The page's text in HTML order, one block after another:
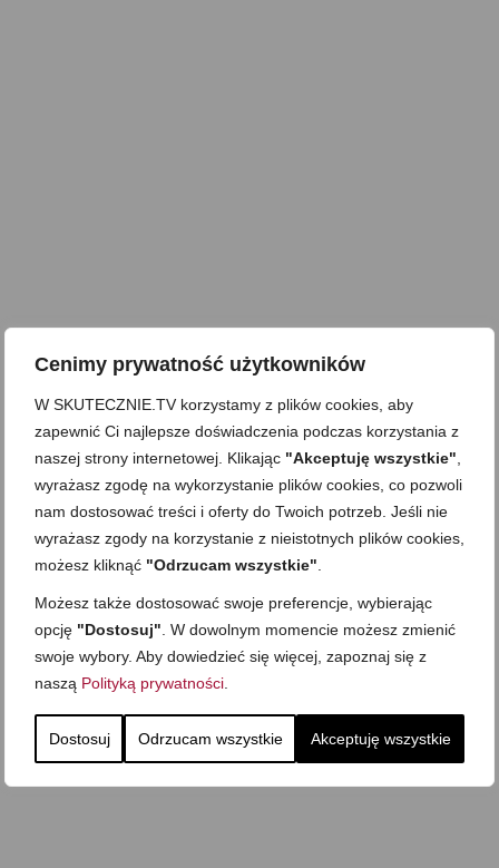
Cenimy prywatność użytkowników
W SKUTECZNIE.TV korzystamy z plików cookies, aby
zapewnić Ci najlepsze doświadczenia podczas korzystania z
naszej strony internetowej. Klikając "Akceptuję wszystkie"
wyrażasz zgodę na wykorzystanie plików cookies, co pozwoli
nam dostosować treści i oferty do Twoich potrzeb. Jeśli nie
wyrażasz zgody na korzystanie z nieistotnych plików cookies,
możesz kliknąć "Odrzucam wszystkie"
Możesz także dostosować swoje preferencje, wybierając
opcję "Dostosuj" . W dowolnym momencie możesz zmienić
swoje wybory. Aby dowiedzieć się więcej, zapoznaj się z
naszą Polityką prywatności
Dostosuj Odrzucam wszystkie Akceptuję wszystkie